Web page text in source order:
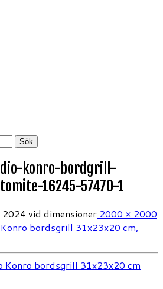
Sök
konro-bordgrill-
16245-57470-1
2024 vid dimensioner 2000 × 2000
bordsgrill 31x23x20 cm,